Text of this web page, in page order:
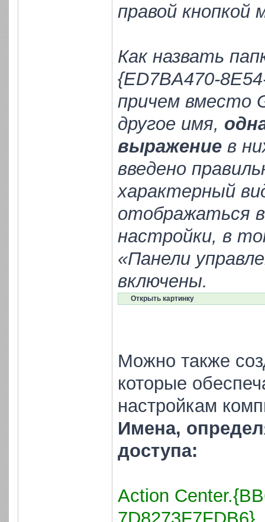
правой кнопкой
Как назвать
{ED7BA470-
причем вместо
другое имя,
выражение в
введено
характерный
отображаться
настройки, в
«Панели
включены.
Открыть картинку
Можно также
которые
настройкам
Имена,
доступа:
Action